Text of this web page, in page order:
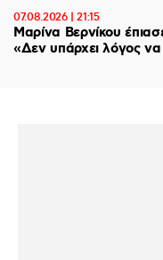
07.08.2026 | 21:15
Μαρίνα Βερνίκου
«Δεν υπάρχει λόγος